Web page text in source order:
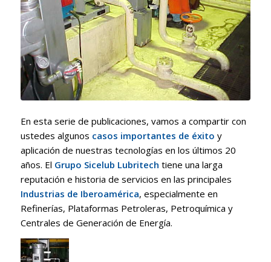
En esta serie de publicaciones, vamos a compartir con
ustedes algunos casos importantes de éxito y
aplicación de nuestras tecnologías en los últimos 20
años. El Grupo Sicelub Lubritech tiene una larga
reputación e historia de servicios en las principales
Industrias de Iberoamérica, especialmente en
Refinerías, Plataformas Petroleras, Petroquímica y
Centrales de Generación de Energía.